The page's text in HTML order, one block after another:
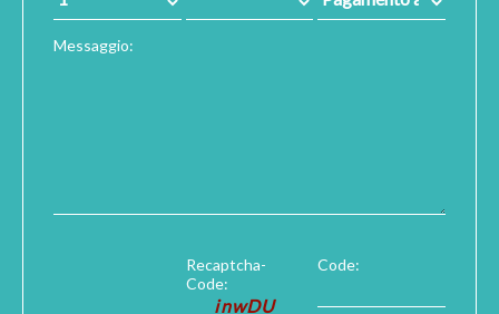
Messaggio:
Recaptcha-
Code:
Code: